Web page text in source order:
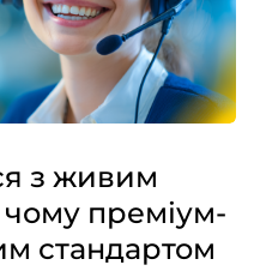
з живим
преміум-
стандартом